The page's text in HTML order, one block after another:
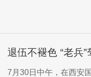
退伍不褪色 “老兵”
7月30日中午，在西安